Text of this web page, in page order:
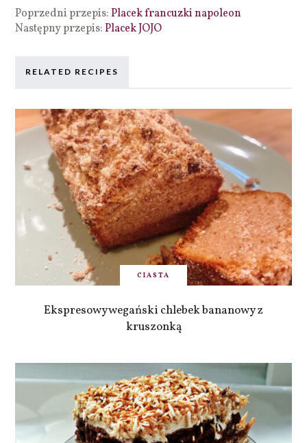
Poprzedni przepis:Placek francuzki napoleon
Następny przepis:Placek JOJO
RELATED RECIPES
CIASTA
Ekspresowy wegański chlebek bananowy z
kruszonką